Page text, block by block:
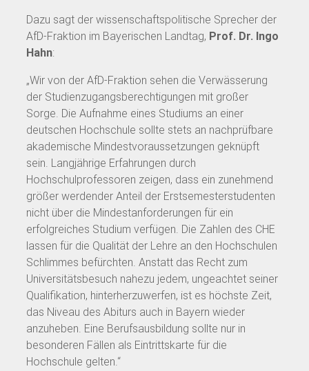
Dazu sagt der wissenschaftspolitische Sprecher der
AfD-Fraktion im Bayerischen Landtag, Prof. Dr. Ingo
Hahn:
„Wir von der AfD-Fraktion sehen die Verwässerung
der Studienzugangsberechtigungen mit großer
Sorge. Die Aufnahme eines Studiums an einer
deutschen Hochschule sollte stets an nachprüfbare
akademische Mindestvoraussetzungen geknüpft
sein. Langjährige Erfahrungen durch
Hochschulprofessoren zeigen, dass ein zunehmend
größer werdender Anteil der Erstsemesterstudenten
nicht über die Mindestanforderungen für ein
erfolgreiches Studium verfügen. Die Zahlen des CHE
lassen für die Qualität der Lehre an den Hochschulen
Schlimmes befürchten. Anstatt das Recht zum
Universitätsbesuch nahezu jedem, ungeachtet seiner
Qualifikation, hinterherzuwerfen, ist es höchste Zeit,
das Niveau des Abiturs auch in Bayern wieder
anzuheben. Eine Berufsausbildung sollte nur in
besonderen Fällen als Eintrittskarte für die
Hochschule gelten.“